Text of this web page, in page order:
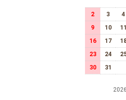
2
3 4
9
10 11
16
17
23
24
30
31